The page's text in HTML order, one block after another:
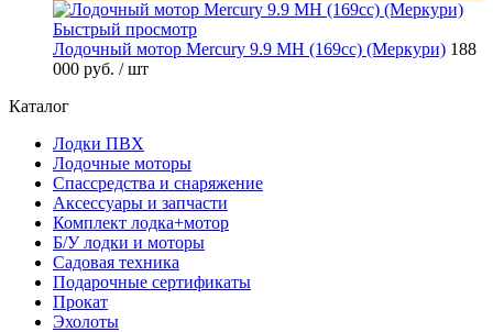
Быстрый просмотр
Лодочный мотор Mercury 9.9 MH (169cc) (Меркури) 188
000 руб. / шт
Каталог
Лодки ПВХ
Лодочные моторы
Спассредства и снаряжение
Аксессуары и запчасти
Комплект лодка+мотор
Б/У лодки и моторы
Садовая техника
Подарочные сертификаты
Прокат
Эхолоты